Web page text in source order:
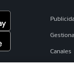
Canales